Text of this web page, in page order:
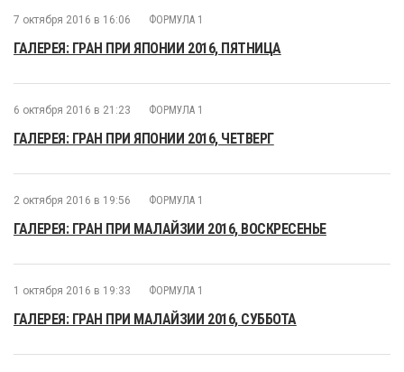
7 октября 2016 в 16:06 ФОРМУЛА 1
ГАЛЕРЕЯ: ГРАН ПРИ ЯПОНИИ 2016, ПЯТНИЦА
6 октября 2016 в 21:23 ФОРМУЛА 1
ГАЛЕРЕЯ: ГРАН ПРИ ЯПОНИИ 2016, ЧЕТВЕРГ
2 октября 2016 в 19:56 ФОРМУЛА 1
ГАЛЕРЕЯ: ГРАН ПРИ МАЛАЙЗИИ 2016, ВОСКРЕСЕНЬЕ
1 октября 2016 в 19:33 ФОРМУЛА 1
ГАЛЕРЕЯ: ГРАН ПРИ МАЛАЙЗИИ 2016, СУББОТА